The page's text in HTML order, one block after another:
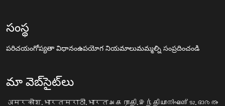
సంస్థ
పరిచయంగోప్యతా విధానంఉపయోగ నియమాలుమమ్మల్ని సంప్రదించండి
మా వెబ్‌సైట్‌లు
अमरकोश.भारतमराठी.भारतஅகராதி.இந்தியாനിഘണ്ടു.ഭാരതം